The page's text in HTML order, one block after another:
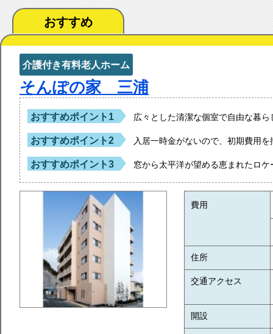
おすすめ
介護付き有料老人ホーム
そんぽの家 三浦
おすすめポイント1 広々とした清潔な個室で自由な暮ら
おすすめポイント2 入居一時金がないので、初期費用
おすすめポイント3 窓から太平洋が望める恵まれたロケ
費用
住所
交通アクセス
開設